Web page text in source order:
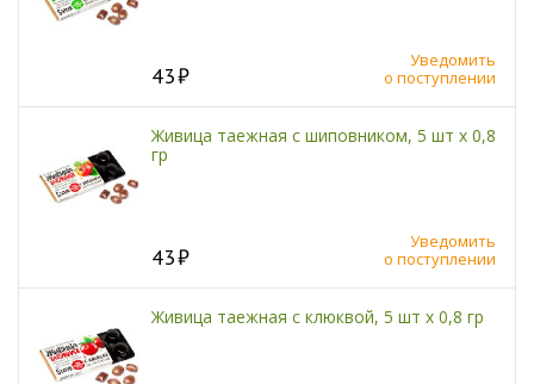
43
Уведомить
о поступлении
Живица таежная с шиповником, 5 шт х 0,8
гр
43
Уведомить
о поступлении
Живица таежная с клюквой, 5 шт х 0,8 гр